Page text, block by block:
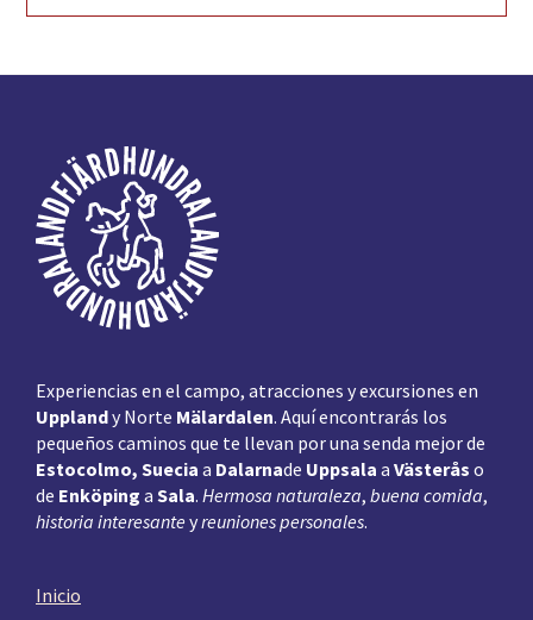
página
Experiencias en el campo, atracciones y excursiones en
Upplandy Norte Mälardalen. Aquí encontrarás los
pequeños caminos que te llevan por una senda mejor de
Estocolmo, Suecia a Dalarnade Uppsala a Västerås o
de Enköping a Sala. Hermosa naturaleza, buena comida,
historia interesante yreuniones personales.
Inicio